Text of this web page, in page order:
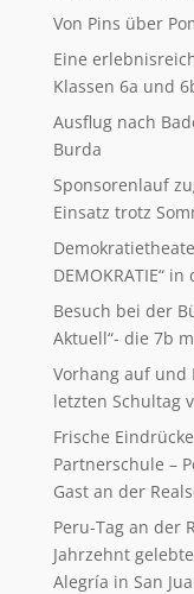
Von Pins über
Eine
Klassen 6a und
Ausflug nach
Burda
Sponsorenlauf
Einsatz trotz
DEMOKRATIE“
Besuch bei der
Aktuell“- die 7b
Vorhang auf und
letzten Schultag
Frische
Partnerschule –
Gast an der
Peru-Tag an der
Jahrzehnt
Alegría in San